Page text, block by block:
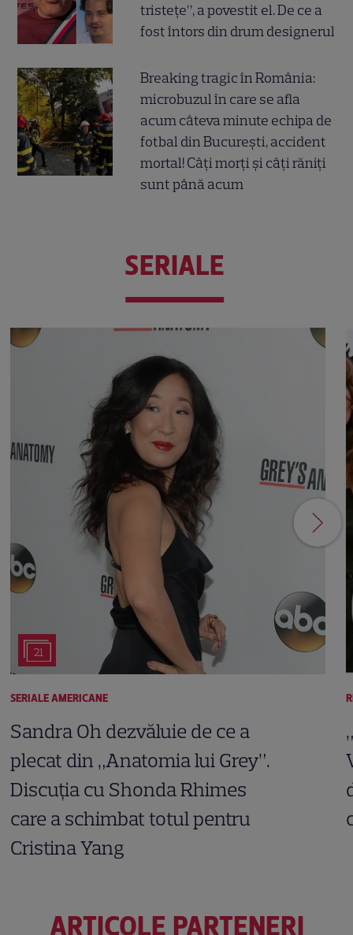
tristețe”, a povestit el. De ce a
fost întors din drum designerul
Breaking tragic în România:
microbuzul în care se afla
acum câteva minute echipa de
fotbal din București, accident
mortal! Câți morți și câți răniți
sunt până acum
SERIALE
21
SERIALE AMERICANE
Sandra Oh dezvăluie de ce a
plecat din „Anatomia lui Grey”.
Discuția cu Shonda Rhimes
care a schimbat totul pentru
Cristina Yang
ARTICOLE PARTENERI